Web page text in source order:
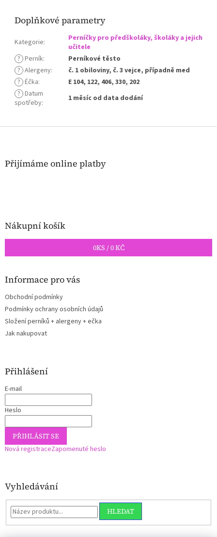
Doplňkové parametry
Kategorie:
Perníčky pro předškoláky, školáky a jejich
učitele
? Perník:
Perníkové těsto
? Alergeny:
č. 1 obiloviny, č. 3 vejce, případně med
? Éčka:
E 104, 122, 406, 330, 202
? Datum
spotřeby: 1 měsíc od data dodání
Z
Přijímáme online platby
Nákupní košík
0KS /0 KČ
Informace pro vás
Obchodní podmínky
Podmínky ochrany osobních údajů
Složení perníků + alergeny + ečka
Jak nakupovat
Přihlášení
E-mail
Heslo
PŘIHLÁSIT SE
Nová registraceZapomenuté heslo
Vyhledávání
HLEDAT